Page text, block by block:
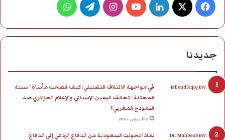
فيسبوك لينكدإن‫YouTubeانستقرامتيلقرامواتساب
جديدنا
في مواجهة الائتلاف التضليلي: كيف فضحت مأساة “سبتة
المحتلة” تحالف اليمين الإسباني والإعلام الجزائري ضد
النموذج المغربي؟
2 أغسطس، 2026
لماذا تحولت السعودية من الدفاع الردعي إلى الدفاع